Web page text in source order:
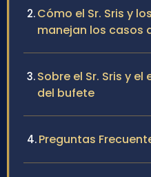
Cómo el Sr. Sris y
manejan los casos
Sobre el Sr. Sris y
del bufete
Preguntas